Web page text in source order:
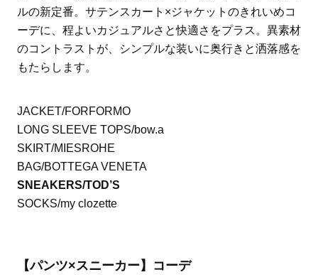
ルの新定番。サテンスカート×ジャケットのきれいめコ
ーデに、程よいカジュアルさと快適さをプラス。異素材
のコントラストが、シンプルな装いに奥行きと洒落感を
もたらします。
JACKET/FORFORMO
LONG SLEEVE TOPS/bow.a
SKIRT/MIESROHE
BAG/BOTTEGA VENETA
SNEAKERS/TOD’S
SOCKS/my clozette
【パンツ×スニーカー】コーデ